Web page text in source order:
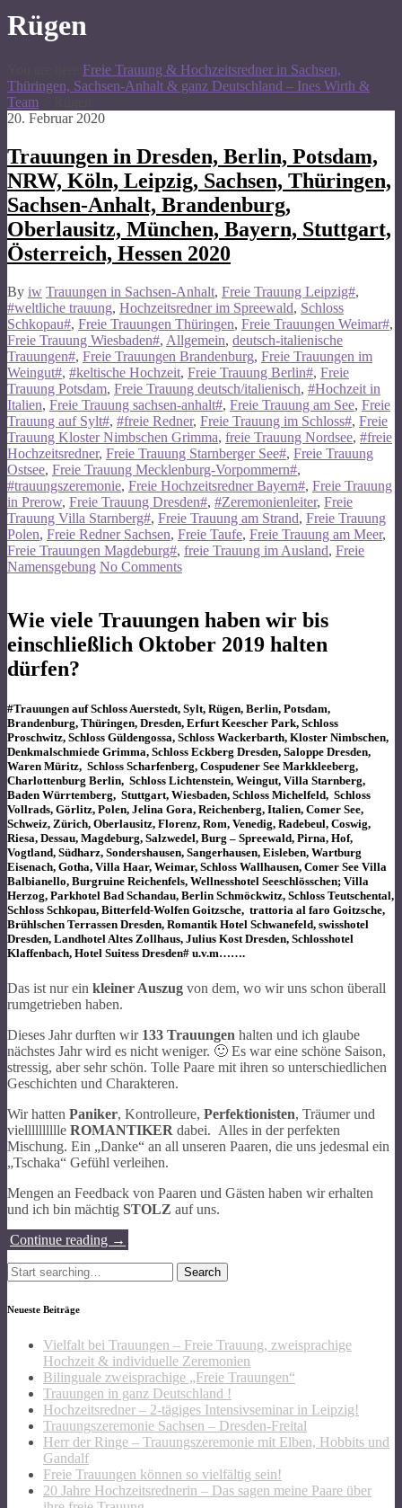
Rügen
Freie Trauung & Hochzeitsredner in Sachsen,
Thüringen, Sachsen-Anhalt & ganz Deutschland – Ines Wirth &
Team
20. Februar 2020
Trauungen in Dresden, Berlin, Potsdam,
NRW, Köln, Leipzig, Sachsen, Thüringen,
Sachsen-Anhalt, Brandenburg,
Oberlausitz, München, Bayern, Stuttgart,
Österreich, Hessen 2020
By iw Trauungen in Sachsen-Anhalt, Freie Trauung Leipzig#,
#weltliche trauung, Hochzeitsredner im Spreewald, Schloss
Schkopau#, Freie Trauungen Thüringen, Freie Trauungen Weimar#,
Freie Trauung Wiesbaden#, Allgemein, deutsch-italienische
Trauungen#, Freie Trauungen Brandenburg, Freie Trauungen im
Weingut#, #keltische Hochzeit, Freie Trauung Berlin#, Freie
Trauung Potsdam, Freie Trauung deutsch/italienisch, #Hochzeit in
Italien, Freie Trauung sachsen-anhalt#, Freie Trauung am See, Freie
Trauung auf Sylt#, #freie Redner, Freie Trauung im Schloss#, Freie
Trauung Kloster Nimbschen Grimma, freie Trauung Nordsee, #freie
Hochzeitsredner, Freie Trauung Starnberger See#, Freie Trauung
Ostsee, Freie Trauung Mecklenburg-Vorpommern#,
#trauungszeremonie, Freie Hochzeitsredner Bayern#, Freie Trauung
in Prerow, Freie Trauung Dresden#, #Zeremonienleiter, Freie
Trauung Villa Starnberg#, Freie Trauung am Strand, Freie Trauung
Polen, Freie Redner Sachsen, Freie Taufe, Freie Trauung am Meer,
Freie Trauungen Magdeburg#, freie Trauung im Ausland, Freie
Namensgebung No Comments
Wie viele Trauungen haben wir bis
einschließlich Oktober 2019 halten
dürfen?
#Trauungen auf Schloss Auerstedt, Sylt, Rügen, Berlin, Potsdam,
Brandenburg, Thüringen, Dresden, Erfurt Keescher Park, Schloss
Proschwitz, Schloss Güldengossa, Schloss Wackerbarth, Kloster Nimbschen,
Denkmalschmiede Grimma, Schloss Eckberg Dresden, Saloppe Dresden,
Waren Müritz, Schloss Scharfenberg, Cospudener See Markkleeberg,
Charlottenburg Berlin, Schloss Lichtenstein, Weingut, Villa Starnberg,
Baden Würrtemberg, Stuttgart, Wiesbaden, Schloss Michelfeld, Schloss
Vollrads, Görlitz, Polen, Jelina Gora, Reichenberg, Italien, Comer See,
Schweiz, Zürich, Oberlausitz, Florenz, Rom, Venedig, Radebeul, Coswig,
Riesa, Dessau, Magdeburg, Salzwedel, Burg – Spreewald, Pirna, Hof,
Vogtland, Südharz, Sondershausen, Sangerhausen, Eisleben, Wartburg
Eisenach, Gotha, Villa Haar, Weimar, Schloss Wallhausen, Comer See Villa
Balbianello, Burgruine Reichenfels, Wellnesshotel Seeschlösschen; Villa
Herzog, Parkhotel Bad Schandau, Berlin Schmöckwitz, Schloss Teutschental,
Schloss Schkopau, Bitterfeld-Wolfen Goitzsche, trattoria al faro Goitzsche,
Brühlschen Terrassen Dresden, Romantik Hotel Schwanefeld, swisshotel
Dresden, Landhotel Altes Zollhaus, Julius Kost Dresden, Schlosshotel
Klaffenbach, Hotel Suitess Dresden# u.v.m…….
Das ist nur ein kleiner Auszug von dem, wo wir uns schon überall
rumgetrieben haben.
Dieses Jahr durften wir 133 Trauungen halten und ich glaube
nächstes Jahr wird es nicht weniger. 🙂 Es war eine schöne Saison,
stressig, aber sehr schön. Tolle Paare mit ihren so unterschiedlichen
Geschichten und Charakteren.
Wir hatten Paniker, Kontrolleure, Perfektionisten, Träumer und
vielllllllllle ROMANTIKER dabei. Alles in der perfekten
Mischung. Ein „Danke“ an all unseren Paaren, die uns jedesmal ein
„Tschaka“ Gefühl verleihen.
Mengen an Feedback von Paaren und Gästen haben wir erhalten
und ich bin mächtig STOLZ auf uns.
Continue reading →
Search
for:
Neueste Beiträge
Vielfalt bei Trauungen – Freie Trauung, zweisprachige
Hochzeit & individuelle Zeremonien
Bilinguale zweisprachige „Freie Trauungen“
Trauungen in ganz Deutschland !
Hochzeitsredner – 2-tägiges Intensivseminar in Leipzig!
Trauungszeremonie Sachsen – Dresden-Freital
Herr der Ringe – Trauungszeremonie mit Elben, Hobbits und
Gandalf
Freie Trauungen können so vielfältig sein!
20 Jahre Hochzeitsrednerin – Das sagen meine Paare über